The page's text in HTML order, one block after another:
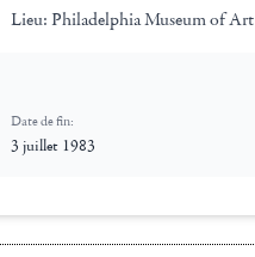
Lieu: Philadelphia Museum of Art
Date de fin:
3 juillet 1983